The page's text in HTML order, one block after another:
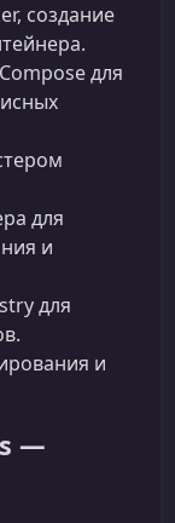
создание
для
для
и
для
и
—